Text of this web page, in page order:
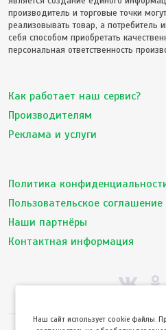
производитель и торговые точки
реализовывать товар, а
себя способом приобретать
персональная ответственность
Как работает наш сервис?
Производителям
Реклама и услуги
Политика
Пользовательское соглашение
Наши партнёры
Контактная информация
Hаш сайт использует cookie файлы.